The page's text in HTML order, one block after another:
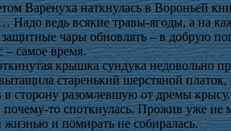
Варенуха наткнулась в Вороньей
Надо ведь всякие травы-ягоды, а на
защитные чары обновлять – в добрую
– самое время.
крышка сундука недовольно
старенький шерстяной
в сторону разомлевшую от дремы
то споткнулась. Прожив уже не
жизнью и помирать не собиралась.